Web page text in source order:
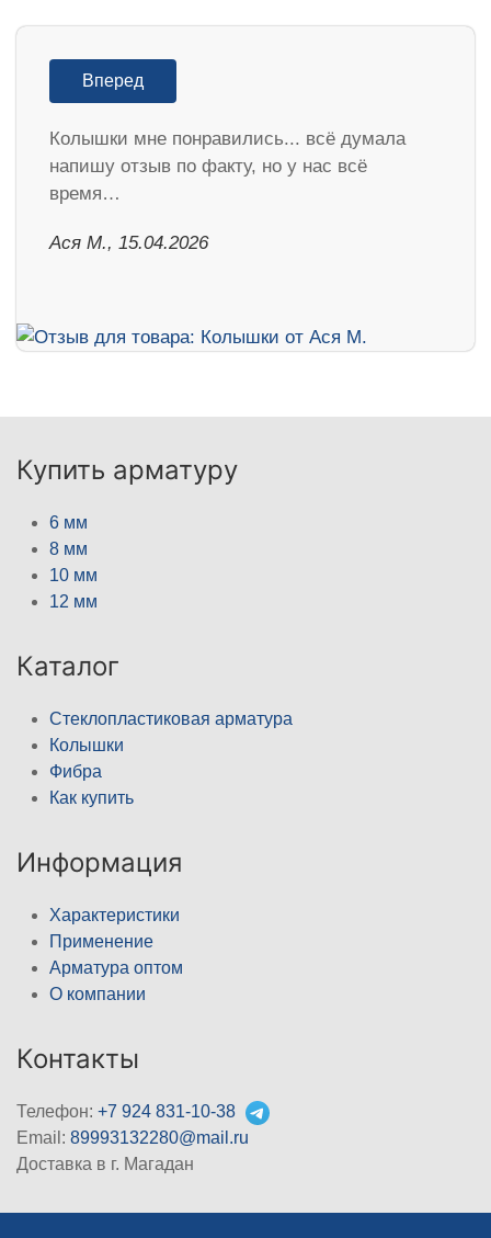
Вперед
Колышки мне понравились... всё думала
напишу отзыв по факту, но у нас всё
время…
Ася М., 15.04.2026
Купить арматуру
6 мм
8 мм
10 мм
12 мм
Каталог
Стеклопластиковая арматура
Колышки
Фибра
Как купить
Информация
Характеристики
Применение
Арматура оптом
О компании
Контакты
Телефон: +7 924 831-10-38
Email: 89993132280@mail.ru
Доставка в г. Магадан